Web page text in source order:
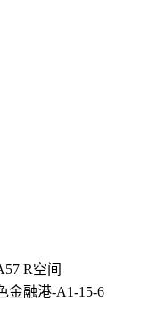
R空间
金融港-A1-15-6